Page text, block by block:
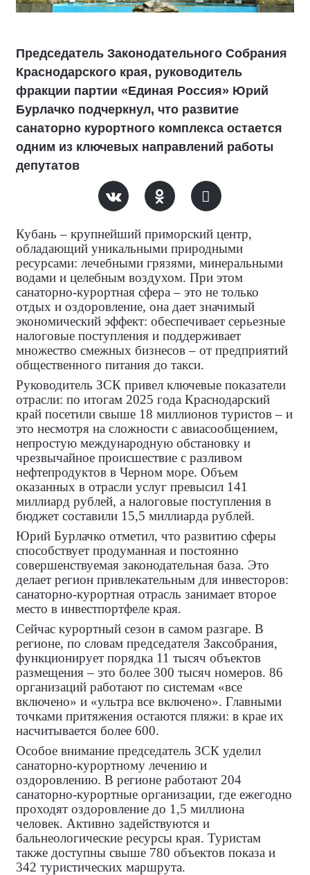
Председатель Законодательного Cобрания
Краснодарского края, руководитель
фракции партии «Единая Россия» Юрий
Бурлачко подчеркнул, что развитие
санаторно курортного комплекса остается
одним из ключевых направлений работы
депутатов
Кубань – крупнейший приморский центр,
обладающий уникальными природными
ресурсами: лечебными грязями, минеральными
водами и целебным воздухом. При этом
санаторно‑курортная сфера – это не только
отдых и оздоровление, она дает значимый
экономический эффект: обеспечивает серьезные
налоговые поступления и поддерживает
множество смежных бизнесов – от предприятий
общественного питания до такси.
Руководитель ЗСК привел ключевые показатели
отрасли: по итогам 2025 года Краснодарский
край посетили свыше 18 миллионов туристов – и
это несмотря на сложности с авиасообщением,
непростую международную обстановку и
чрезвычайное происшествие с разливом
нефтепродуктов в Черном море. Объем
оказанных в отрасли услуг превысил 141
миллиард рублей, а налоговые поступления в
бюджет составили 15,5 миллиарда рублей.
Юрий Бурлачко отметил, что развитию сферы
способствует продуманная и постоянно
совершенствуемая законодательная база. Это
делает регион привлекательным для инвесторов:
санаторно‑курортная отрасль занимает второе
место в инвестпортфеле края.
Сейчас курортный сезон в самом разгаре. В
регионе, по словам председателя Заксобрания,
функционирует порядка 11 тысяч объектов
размещения – это более 300 тысяч номеров. 86
организаций работают по системам «все
включено» и «ультра все включено». Главными
точками притяжения остаются пляжи: в крае их
насчитывается более 600.
Особое внимание председатель ЗСК уделил
санаторно‑курортному лечению и
оздоровлению. В регионе работают 204
санаторно‑курортные организации, где ежегодно
проходят оздоровление до 1,5 миллиона
человек. Активно задействуются и
бальнеологические ресурсы края. Туристам
также доступны свыше 780 объектов показа и
342 туристических маршрута.